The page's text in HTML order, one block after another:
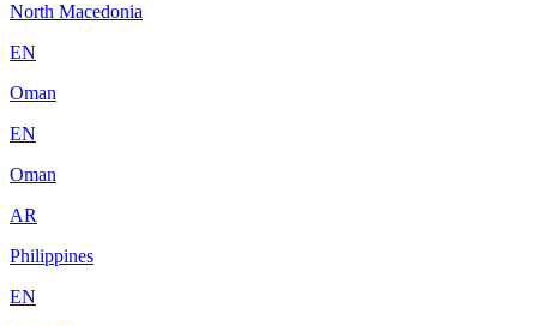
North Macedonia
EN
Oman
EN
Oman
AR
Philippines
EN